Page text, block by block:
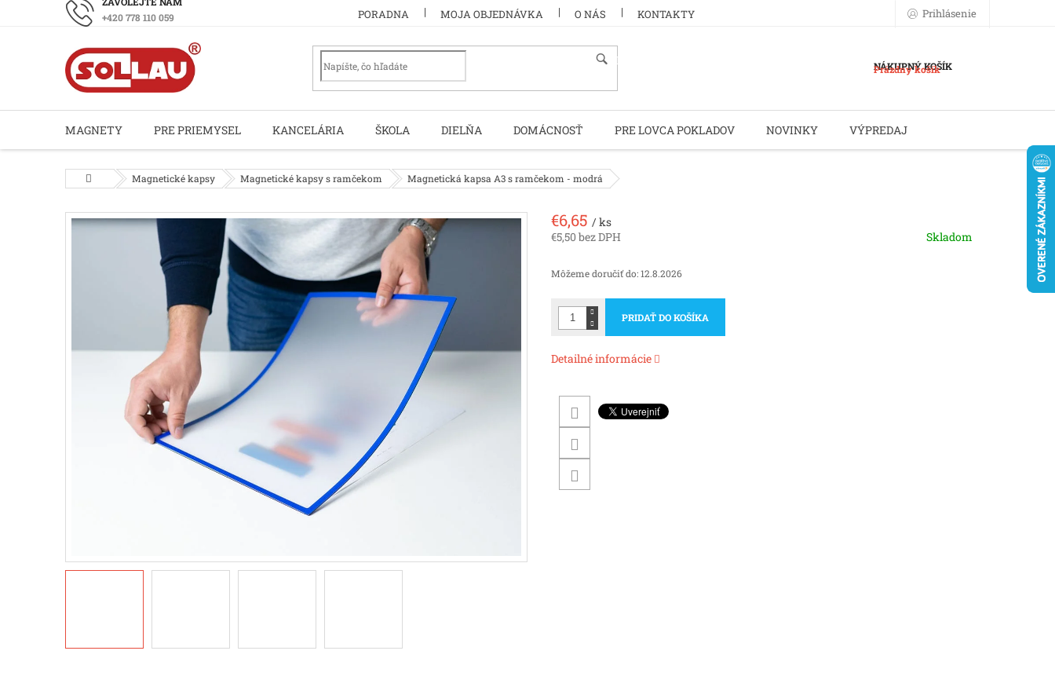
+420 778 110 059 PORADNA MOJA OBJEDNÁVKA O NÁS KONTAKTY Prihlásenie
HĽADAŤ NÁKUPNÝ KOŠÍK
Prázdny košík
MAGNETY PRE PRIEMYSEL KANCELÁRIA ŠKOLA DIELŇA DOMÁCNOSŤ PRE LOVCA POKLADOV NOVINKY VÝPREDAJ
DomovMagnetické kapsy Magnetické kapsy s ramčekom Magnetická kapsa A3 s ramčekom - modrá
€6,65 / ks
€5,50 bez DPH
cena:
Skladom
Môžeme doručiť do:12.8.2026
PRIDAŤ DO KOŠÍKA
Detailné informácie